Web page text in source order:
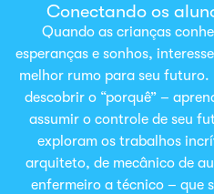
Conectando os
Quando as crianças
esperanças e sonhos,
melhor rumo para seu futuro.
descobrir o “porquê” –
assumir o controle de seu
exploram os trabalhos
arquiteto, de mecânico de
enfermeiro a técnico – que